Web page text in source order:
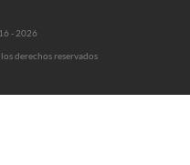
- 2026
derechos reservados